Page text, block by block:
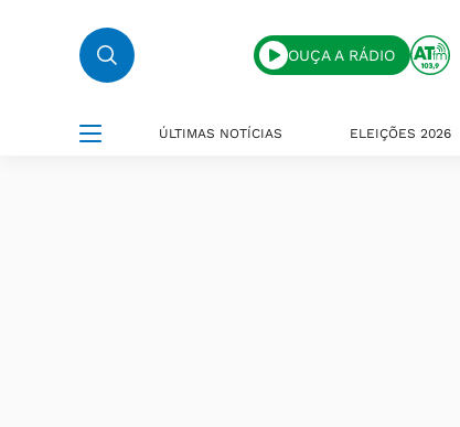
OUÇA A RÁDIO
ÚLTIMAS NOTÍCIAS ELEIÇÕES 2026